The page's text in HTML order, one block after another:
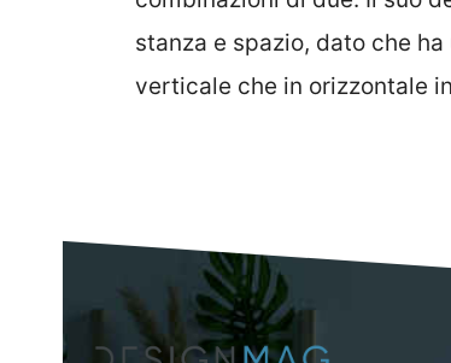
stanza e spazio, dato che
verticale che in orizzontale